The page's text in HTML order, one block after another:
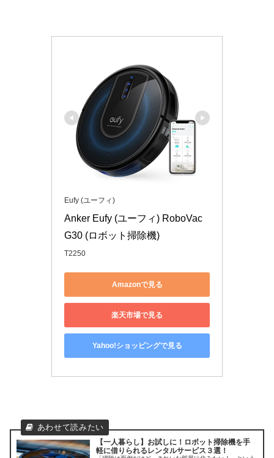
Eufy (ユーフィ)
Anker Eufy (ユーフィ) RoboVac
G30 (ロボット掃除機)
T2250
Amazonで見る
楽天市場で見る
Yahoo!ショッピングで見る
【一人暮らし】お試しに！ロボット掃除機を手
軽に借りられるレンタルサービス３選！